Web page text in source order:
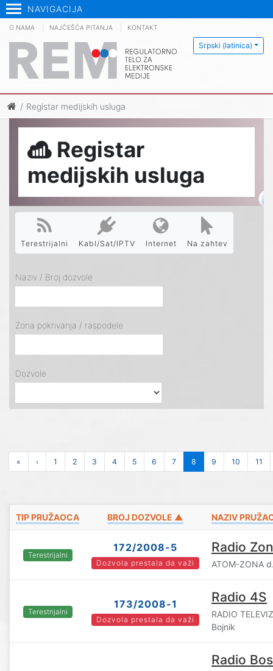
NAVIGACIJA
Srpski (latinica)
O NAMA NAJČEŠĆA PITANJA KONTAKT
Registar medijskih usluga
Registar
medijskih usluga
Terestrijalni Kabl/Sat/IPTV Internet Na zahtev
Naziv / Broj dozvole
Zona pokrivanja / raspodele
Dozvole
« ‹ 1 2 3 4 5 6 7 8 9 10 11
TIP PRUŽAOCA BROJ DOZVOLE ▲ NAZIV
Terestrijalni
172/2008-5
Dozvola prestala da važi
Radio
ATOM-ZONA
Terestrijalni
173/2008-1
Dozvola prestala da važi
Radio 4S
RADIO
Bojnik
Radio